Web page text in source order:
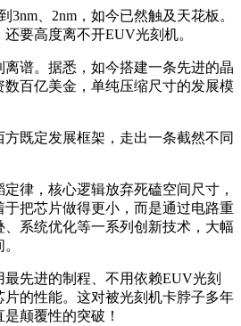
3nm、2nm，如今已然触及天花板。
要高度离不开EUV光刻机。
谱。据悉，如今搭建一条先进的晶
数百亿美金，单纯压缩尺寸的发展模
既定发展框架，走出一条截然不同
律，核心逻辑放弃死磕空间尺寸，
把芯片做得更小，而是通过电路重
系统优化等一系列创新技术，大幅
先进的制程、不用依赖EUV光刻
的性能。这对被光刻机卡脖子多年
颠覆性的突破！